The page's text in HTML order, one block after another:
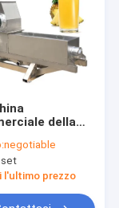
della
elevato
di 3
negotiable
set
l'ultimo prezzo